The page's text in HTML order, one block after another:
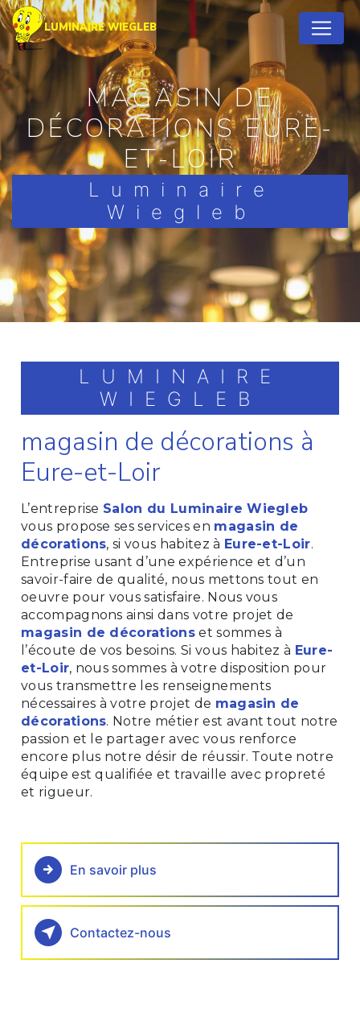
LUMINAIRE WIEGLEB
MAGASIN DE
DÉCORATIONS EURE-
ET-LOIR
Luminaire
Wiegleb
LUMINAIRE
WIEGLEB
magasin de décorations à
Eure-et-Loir
L’entreprise Salon du Luminaire Wiegleb
vous propose ses services en magasin de
décorations, si vous habitez à Eure-et-Loir.
Entreprise usant d’une expérience et d’un
savoir-faire de qualité, nous mettons tout en
oeuvre pour vous satisfaire. Nous vous
accompagnons ainsi dans votre projet de
magasin de décorations et sommes à
l’écoute de vos besoins. Si vous habitez à Eure-
et-Loir, nous sommes à votre disposition pour
vous transmettre les renseignements
nécessaires à votre projet de magasin de
décorations. Notre métier est avant tout notre
passion et le partager avec vous renforce
encore plus notre désir de réussir. Toute notre
équipe est qualifiée et travaille avec propreté
et rigueur.
En savoir plus
Contactez-nous
Panneau de gestion des cookies